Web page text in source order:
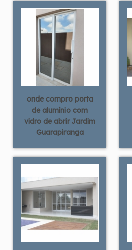
onde compro porta
de alumínio com
vidro de abrir Jardim
Guarapiranga